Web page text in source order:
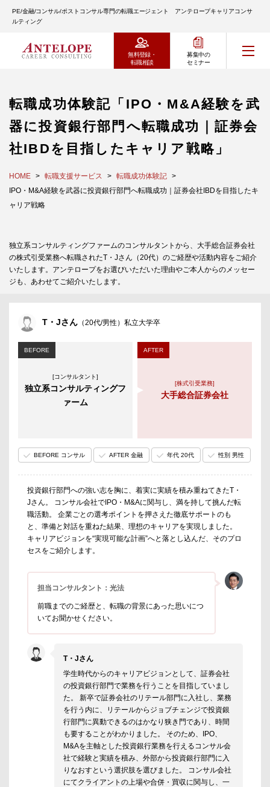
PE/金融/コンサル/ポストコンサル専門の転職エージェント アンテロープキャリアコンサ
ルティング
無料登録・
転職相談
募集中の
セミナー
転職成功体験記「IPO・M&A経験を武
器に投資銀行部門へ転職成功｜証券会
社IBDを目指したキャリア戦略」
HOME 転職支援サービス
転職成功体験記
IPO・M&A経験を武器に投資銀行部門へ転職成功｜証券会社IBDを目指したキ
ャリア戦略
独立系コンサルティングファームのコンサルタントから、大手総合証券会社
の株式引受業務へ転職されたT・Jさん（20代）のご経歴や活動内容をご紹介
いたします。アンテロープをお選びいただいた理由やご本人からのメッセー
ジも、あわせてご紹介いたします。
T・Jさん （20代/男性）私立大学卒
BEFORE
[コンサルタント]
独立系コンサルティングフ
ァーム
AFTER
[株式引受業務]
大手総合証券会社
BEFORE コンサル AFTER 金融 年代 20代 性別 男性
投資銀行部門への強い志を胸に、着実に実績を積み重ねてきたT・
Jさん。 コンサル会社でIPO・M&Aに関与し、満を持して挑んだ転
職活動。 企業ごとの選考ポイントを押さえた徹底サポートのも
と、準備と対話を重ねた結果、理想のキャリアを実現しました。
キャリアビジョンを“実現可能な計画”へと落とし込んだ、そのプロ
セスをご紹介します。
担当コンサルタント：光法
前職までのご経歴と、転職の背景にあった思いにつ
いてお聞かせください。
T・Jさん
学生時代からのキャリアビジョンとして、証券会社
の投資銀行部門で業務を行うことを目指していまし
た。 新卒で証券会社のリテール部門に入社し、業務
を行う内に、リテールからジョブチェンジで投資銀
行部門に異動できるのはかなり狭き門であり、時間
も要することがわかりました。 そのため、IPO、
M&Aを主軸とした投資銀行業務を行えるコンサル会
社で経験と実績を積み、外部から投資銀行部門に入
りなおすという選択肢を選びました。 コンサル会社
にてクライアントの上場や合併・買収に関与し、一